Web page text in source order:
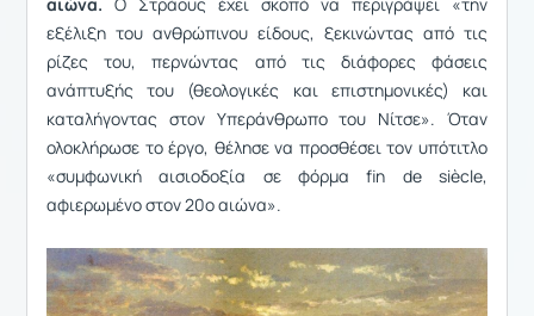
εξέλιξη του ανθρώπινου είδους, ξεκινώντας από τις
ρίζες του, περνώντας από τις διάφορες φάσεις
ανάπτυξής του (θεολογικές και επιστημονικές) και
καταλήγοντας στον Υπεράνθρωπο του Νίτσε». Όταν
ολοκλήρωσε το έργο, θέλησε να προσθέσει τον υπότιτλο
«συμφωνική αισιοδοξία σε φόρμα fin de siècle,
αφιερωμένο στον 20ο αιώνα».